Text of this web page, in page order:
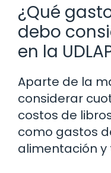
¿Qué
debo
en la
Aparte de la
considerar
costos de
como gastos
alimentación